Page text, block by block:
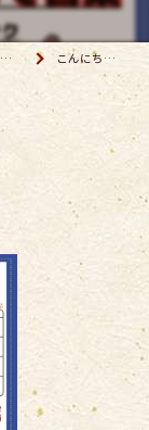
こんにちは♪